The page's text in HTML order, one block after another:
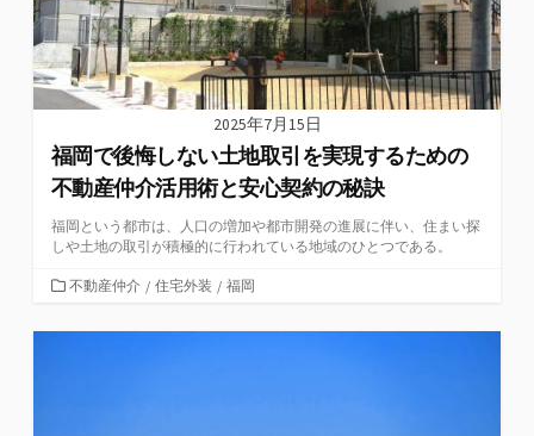
2025年7月15日
福岡で後悔しない土地取引を実現するための
不動産仲介活用術と安心契約の秘訣
福岡という都市は、人口の増加や都市開発の進展に伴い、住まい探
しや土地の取引が積極的に行われている地域のひとつである。
カ
ゴ
不動産仲介 / 住宅外装 / 福岡